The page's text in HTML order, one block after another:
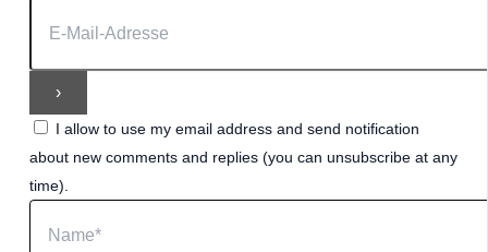
I allow to use my email address and send notification
about new comments and replies (you can unsubscribe at any
time).